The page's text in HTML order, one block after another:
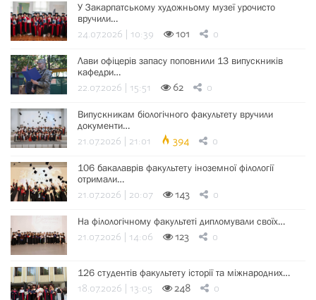
У Закарпатському художньому музеї урочисто
вручили…
24.07.2026 | 10:39 101 0
Лави офіцерів запасу поповнили 13 випускників
кафедри…
22.07.2026 | 15:51 62 0
Випускникам біологічного факультету вручили
документи…
21.07.2026 | 21:01 394 0
106 бакалаврів факультету іноземної філології
отримали…
21.07.2026 | 20:07 143 0
На філологічному факультеті дипломували своїх…
21.07.2026 | 14:06 123 0
126 студентів факультету історії та міжнародних…
18.07.2026 | 13:05 248 0